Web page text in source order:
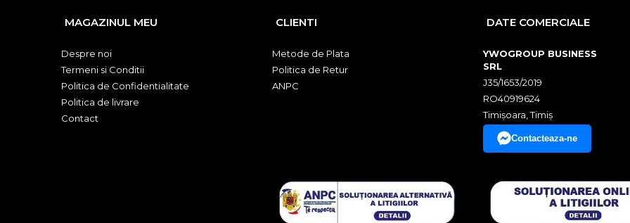
MAGAZINUL MEU
Despre noi
Termeni si Conditii
Politica de Confidentialitate
Politica de livrare
Contact
CLIENTI
Metode de Plata
Politica de Retur
ANPC
DATE COMERCIALE
YWOGROUP BUSINESS
SRL
J35/1653/2019
RO40919624
Timișoara, Timiș
Contacteaza-ne